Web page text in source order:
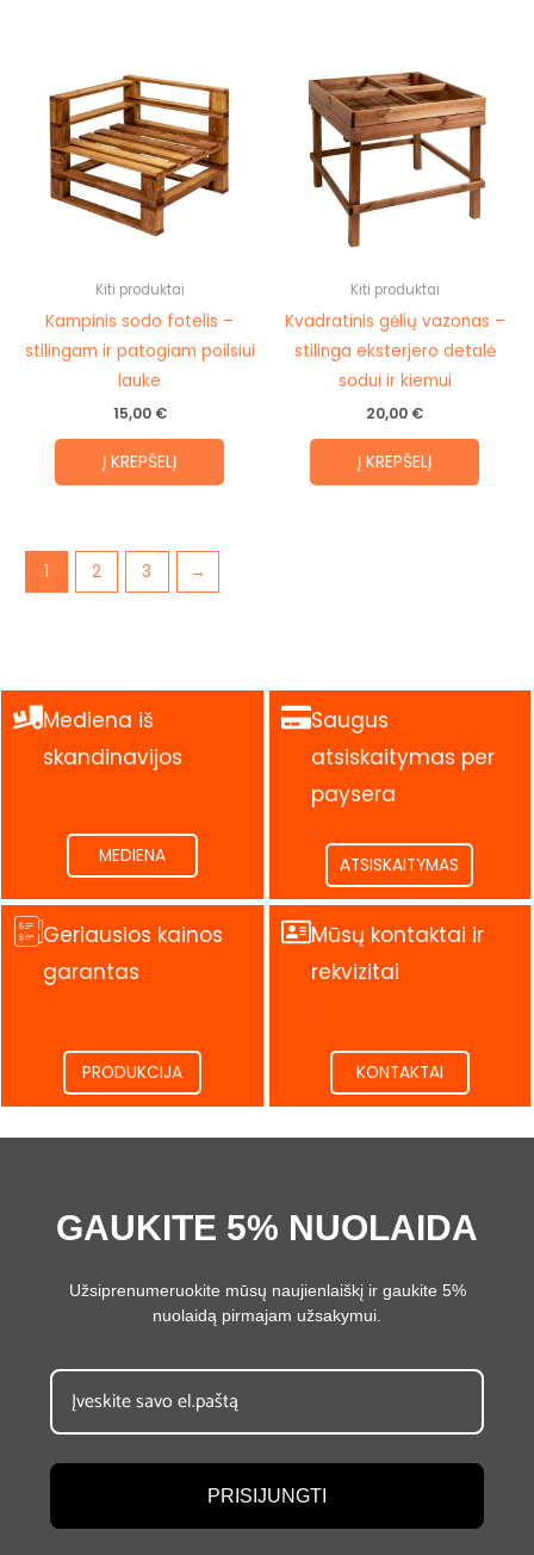
Kiti produktai
Kampinis sodo fotelis –
stilingam ir patogiam poilsiui
lauke
15,00 €
Į KREPŠELĮ
Kiti produktai
Kvadratinis gėlių vazonas –
stilinga eksterjero detalė
sodui ir kiemui
20,00 €
Į KREPŠELĮ
1 2 3 →
Mediena iš
skandinavijos
.
MEDIENA
Saugus
atsiskaitymas per
paysera
.
ATSISKAITYMAS
Geriausios kainos
garantas
.
PRODUKCIJA
Mūsų kontaktai ir
rekvizitai
.
KONTAKTAI
GAUKITE 5% NUOLAIDA
Užsiprenumeruokite mūsų naujienlaiškį ir gaukite 5%
nuolaidą pirmajam užsakymui.
PRISIJUNGTI